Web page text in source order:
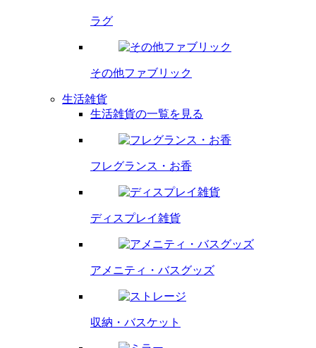
ラグ
その他ファブリック
生活雑貨
生活雑貨の一覧を見る
フレグランス・ お香
ディスプレイ雑貨
アメニティ・ バスグッズ
収納・バスケット